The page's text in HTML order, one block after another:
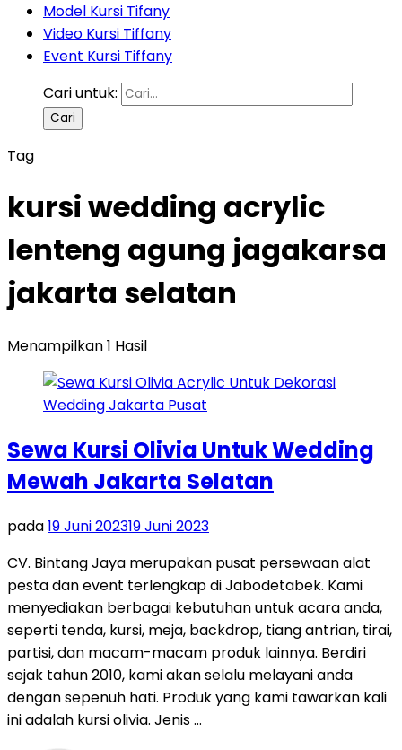
Model Kursi Tifany
Video Kursi Tiffany
Event Kursi Tiffany
Cari untuk:
Tag
kursi wedding acrylic
lenteng agung jagakarsa
jakarta selatan
Menampilkan 1 Hasil
Sewa Kursi Olivia Untuk Wedding
Mewah Jakarta Selatan
pada19 Juni 202319 Juni 2023
CV. Bintang Jaya merupakan pusat persewaan alat
pesta dan event terlengkap di Jabodetabek. Kami
menyediakan berbagai kebutuhan untuk acara anda,
seperti tenda, kursi, meja, backdrop, tiang antrian, tirai,
partisi, dan macam-macam produk lainnya. Berdiri
sejak tahun 2010, kami akan selalu melayani anda
dengan sepenuh hati. Produk yang kami tawarkan kali
ini adalah kursi olivia. Jenis …